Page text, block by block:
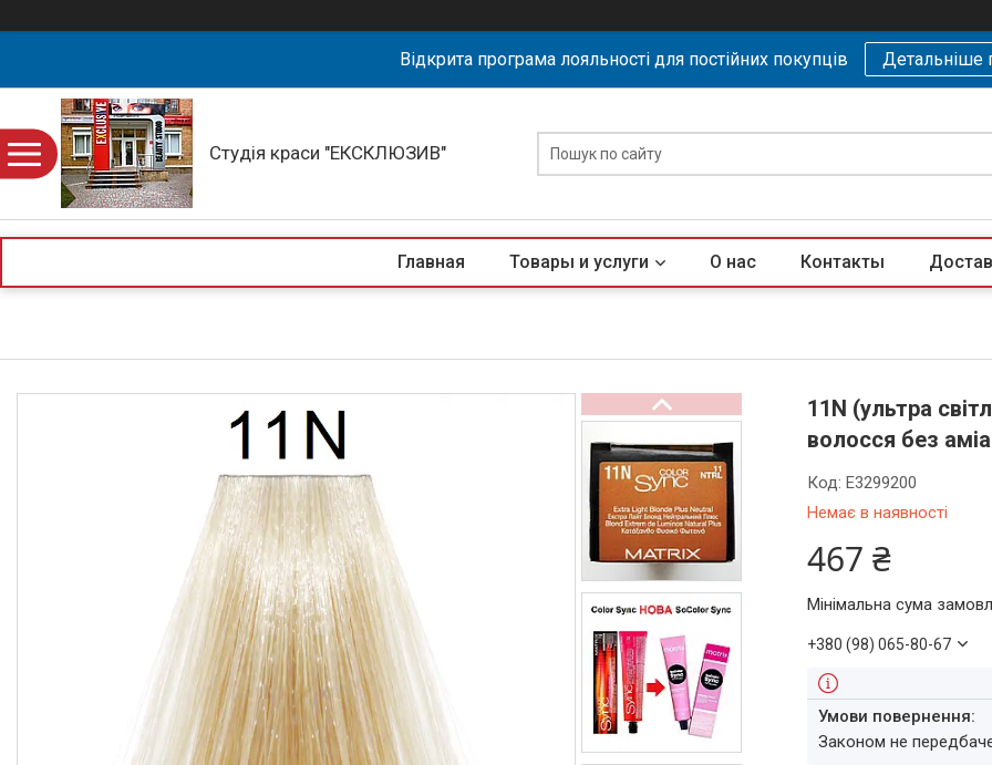
Відкрита програма лояльності для постійних покупців Детальніше
Студія краси "ЕКСКЛЮЗИВ"
Главная Товары и услуги О нас Контакты
11N (ультра
волосся без
Немає в наявності
Код:E3299200
467 ₴
Мінімальна сума
+380 (98) 065-80-67
Законом не